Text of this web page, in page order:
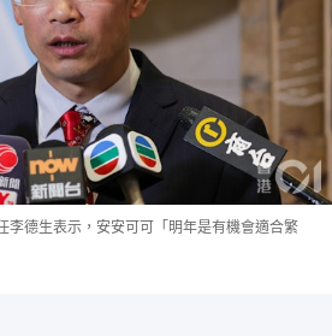
李德生表示，安安可可「明年是有機會適合繁